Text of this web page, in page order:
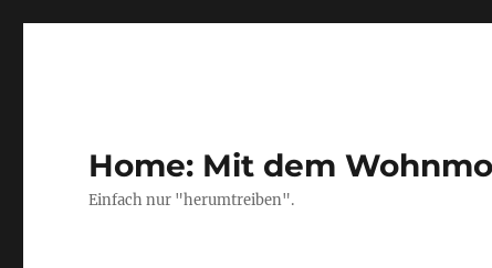
Home: Mit dem
Einfach nur "herumtreiben".